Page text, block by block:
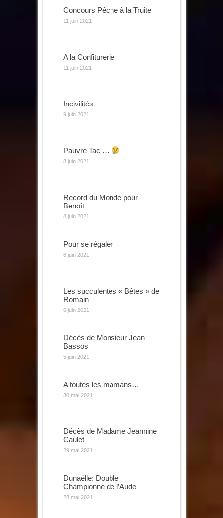
Concours Pêche à la Truite
11 juin 2021
A la Confiturerie
11 juin 2021
Incivilités
9 juin 2021
Pauvre Tac …
8 juin 2021
Record du Monde pour
Benoît
8 juin 2021
Pour se régaler
8 juin 2021
Les succulentes « Bêtes » de
Romain
6 juin 2021
Décès de Monsieur Jean
Bassos
5 juin 2021
A toutes les mamans…
30 mai 2021
Décès de Madame Jeannine
Caulet
29 mai 2021
Dunaëlle: Double
Championne de l’Aude
28 mai 2021